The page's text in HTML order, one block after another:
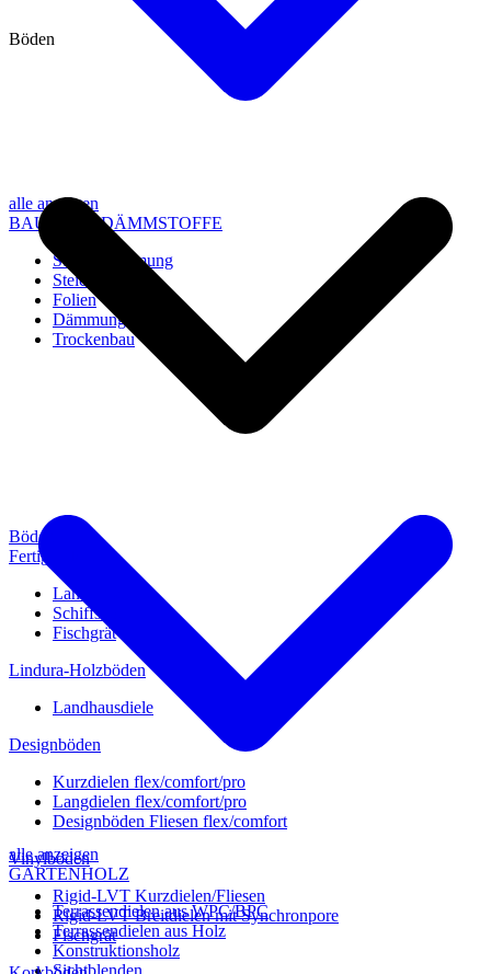
alle anzeigen
BAU- UND DÄMMSTOFFE
Steico Dämmung
Steico Zubehör
Folien
Dämmung
Trockenbau
alle anzeigen
GARTENHOLZ
Terrassendielen aus WPC/BPC
Terrassendielen aus Holz
Konstruktionsholz
Sichtblenden
Böden
Böden
Fertigparkett
Landhausdiele
Schiffsboden
Fischgrät
Lindura-Holzböden
Landhausdiele
Designböden
Kurzdielen flex/comfort/pro
Langdielen flex/comfort/pro
Designböden Fliesen flex/comfort
Vinylböden
Rigid-LVT Kurzdielen/Fliesen
Rigid-LVT Breitdielen mit Synchronpore
Fischgrät